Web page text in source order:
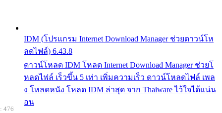
IDM (โปรแกรม Internet Download Manager ช่วยดาวน์โห
ลดไฟล์) 6.43.8
ดาวน์โหลด IDM โหลด Internet Download Manager ช่วยโ
หลดไฟล์ เร็วขึ้น 5 เท่า เพิ่มความเร็ว ดาวน์โหลดไฟล์ เพล
ง โหลดหนัง โหลด IDM ล่าสุด จาก Thaiware ไว้ใจได้แน่น
อน
476